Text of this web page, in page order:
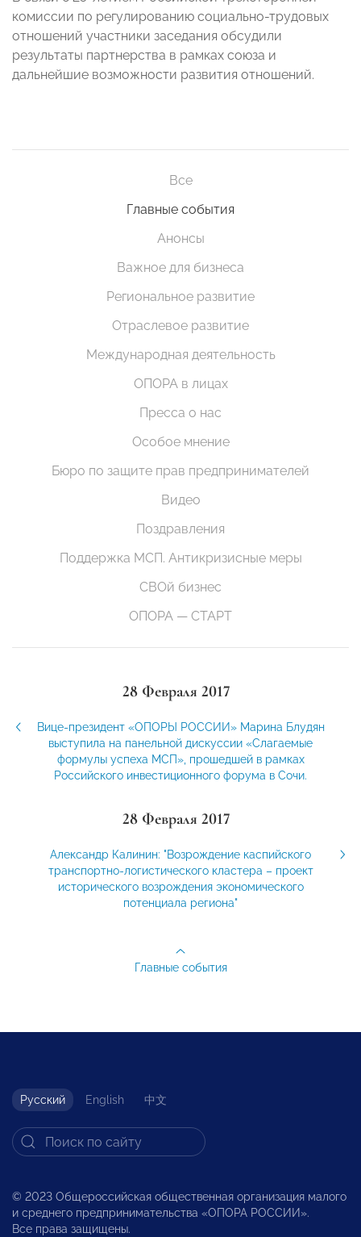
комиссии по регулированию социально-трудовых
отношений участники заседания обсудили
результаты партнерства в рамках союза и
дальнейшие возможности развития отношений.
Все
Главные события
Анонсы
Важное для бизнеса
Региональное развитие
Отраслевое развитие
Международная деятельность
ОПОРА в лицах
Пресса о нас
Особое мнение
Бюро по защите прав предпринимателей
Видео
Поздравления
Поддержка МСП. Антикризисные меры
СВОй бизнес
ОПОРА — СТАРТ
28 Февраля 2017
Вице-президент «ОПОРЫ РОССИИ» Марина Блудян
выступила на панельной дискуссии «Слагаемые
формулы успеха МСП», прошедшей в рамках
Российского инвестиционного форума в Сочи.
28 Февраля 2017
Александр Калинин: "Возрождение каспийского
транспортно-логистического кластера – проект
исторического возрождения экономического
потенциала региона"
Главные события
Русский English 中文
© 2023 Общероссийская общественная организация малого
и среднего предпринимательства «ОПОРА РОССИИ».
Все права защищены.